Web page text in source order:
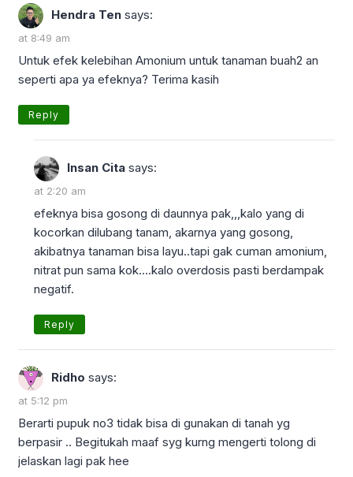
Hendra Ten says:
at 8:49 am
Untuk efek kelebihan Amonium untuk tanaman buah2 an
seperti apa ya efeknya? Terima kasih
Reply
Insan Cita says:
at 2:20 am
efeknya bisa gosong di daunnya pak,,,kalo yang di
kocorkan dilubang tanam, akarnya yang gosong,
akibatnya tanaman bisa layu..tapi gak cuman amonium,
nitrat pun sama kok….kalo overdosis pasti berdampak
negatif.
Reply
Ridho says:
at 5:12 pm
Berarti pupuk no3 tidak bisa di gunakan di tanah yg
berpasir .. Begitukah maaf syg kurng mengerti tolong di
jelaskan lagi pak hee